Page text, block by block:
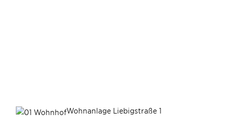
Wohnanlage Liebigstraße 1